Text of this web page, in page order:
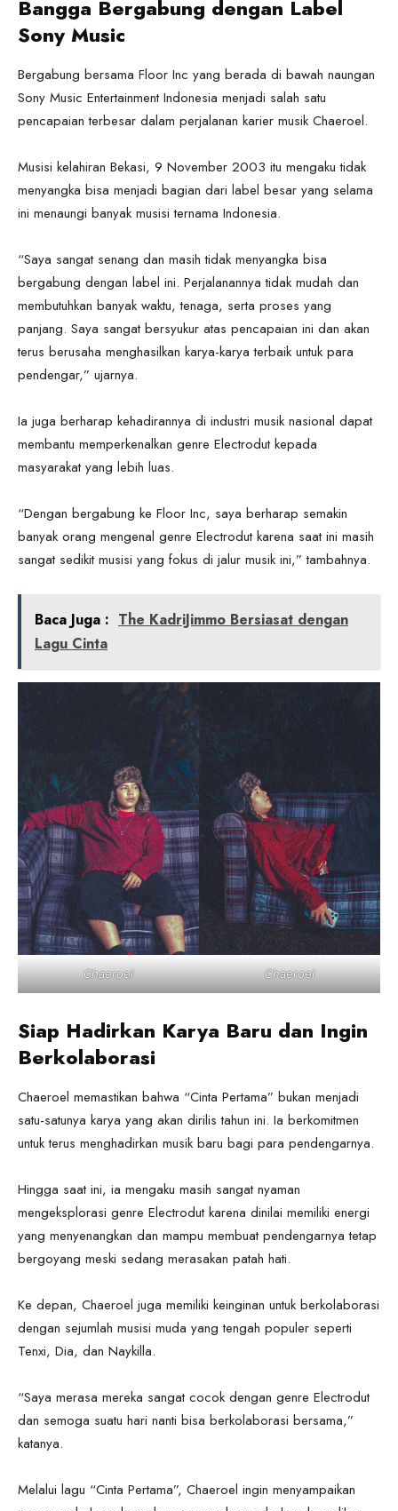
Bangga Bergabung dengan Label
Sony Music
Bergabung bersama Floor Inc yang berada di bawah naungan
Sony Music Entertainment Indonesia menjadi salah satu
pencapaian terbesar dalam perjalanan karier musik Chaeroel.
Musisi kelahiran Bekasi, 9 November 2003 itu mengaku tidak
menyangka bisa menjadi bagian dari label besar yang selama
ini menaungi banyak musisi ternama Indonesia.
“Saya sangat senang dan masih tidak menyangka bisa
bergabung dengan label ini. Perjalanannya tidak mudah dan
membutuhkan banyak waktu, tenaga, serta proses yang
panjang. Saya sangat bersyukur atas pencapaian ini dan akan
terus berusaha menghasilkan karya-karya terbaik untuk para
pendengar,” ujarnya.
Ia juga berharap kehadirannya di industri musik nasional dapat
membantu memperkenalkan genre Electrodut kepada
masyarakat yang lebih luas.
“Dengan bergabung ke Floor Inc, saya berharap semakin
banyak orang mengenal genre Electrodut karena saat ini masih
sangat sedikit musisi yang fokus di jalur musik ini,” tambahnya.
Baca Juga : The KadriJimmo Bersiasat dengan
Lagu Cinta
Chaeroel Chaeroel
Siap Hadirkan Karya Baru dan Ingin
Berkolaborasi
Chaeroel memastikan bahwa “Cinta Pertama” bukan menjadi
satu-satunya karya yang akan dirilis tahun ini. Ia berkomitmen
untuk terus menghadirkan musik baru bagi para pendengarnya.
Hingga saat ini, ia mengaku masih sangat nyaman
mengeksplorasi genre Electrodut karena dinilai memiliki energi
yang menyenangkan dan mampu membuat pendengarnya tetap
bergoyang meski sedang merasakan patah hati.
Ke depan, Chaeroel juga memiliki keinginan untuk berkolaborasi
dengan sejumlah musisi muda yang tengah populer seperti
Tenxi, Dia, dan Naykilla.
“Saya merasa mereka sangat cocok dengan genre Electrodut
dan semoga suatu hari nanti bisa berkolaborasi bersama,”
katanya.
Melalui lagu “Cinta Pertama”, Chaeroel ingin menyampaikan